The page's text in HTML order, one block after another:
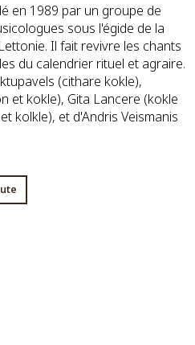
en 1989 par un groupe de
sous l'égide de la
Il fait revivre les chants
du calendrier rituel et agraire.
(cithare kokle),
et kokle), Gita Lancere (kokle
kolkle), et d'Andris Veismanis